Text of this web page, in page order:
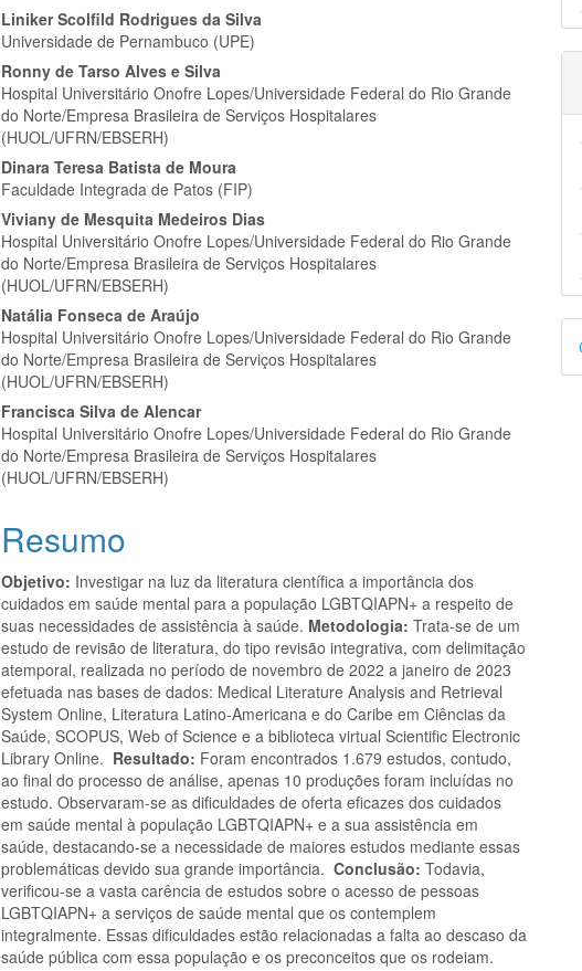
Conteúdo
do
artigo
principal
Liniker Scolfild Rodrigues da Silva
Universidade de Pernambuco (UPE)
Ronny de Tarso Alves e Silva
Hospital Universitário Onofre Lopes/Universidade Federal do Rio Grande
do Norte/Empresa Brasileira de Serviços Hospitalares
(HUOL/UFRN/EBSERH)
Dinara Teresa Batista de Moura
Faculdade Integrada de Patos (FIP)
Viviany de Mesquita Medeiros Dias
Hospital Universitário Onofre Lopes/Universidade Federal do Rio Grande
do Norte/Empresa Brasileira de Serviços Hospitalares
(HUOL/UFRN/EBSERH)
Natália Fonseca de Araújo
Hospital Universitário Onofre Lopes/Universidade Federal do Rio Grande
do Norte/Empresa Brasileira de Serviços Hospitalares
(HUOL/UFRN/EBSERH)
Francisca Silva de Alencar
Hospital Universitário Onofre Lopes/Universidade Federal do Rio Grande
do Norte/Empresa Brasileira de Serviços Hospitalares
(HUOL/UFRN/EBSERH)
Resumo
Objetivo: Investigar na luz da literatura científica a importância dos
cuidados em saúde mental para a população LGBTQIAPN+ a respeito de
suas necessidades de assistência à saúde. Metodologia: Trata-se de um
estudo de revisão de literatura, do tipo revisão integrativa, com delimitação
atemporal, realizada no período de novembro de 2022 a janeiro de 2023
efetuada nas bases de dados: Medical Literature Analysis and Retrieval
System Online, Literatura Latino-Americana e do Caribe em Ciências da
Saúde, SCOPUS, Web of Science e a biblioteca virtual Scientific Electronic
Library Online. Resultado: Foram encontrados 1.679 estudos, contudo,
ao final do processo de análise, apenas 10 produções foram incluídas no
estudo. Observaram-se as dificuldades de oferta eficazes dos cuidados
em saúde mental à população LGBTQIAPN+ e a sua assistência em
saúde, destacando-se a necessidade de maiores estudos mediante essas
problemáticas devido sua grande importância.Conclusão: Todavia,
verificou-se a vasta carência de estudos sobre o acesso de pessoas
LGBTQIAPN+ a serviços de saúde mental que os contemplem
integralmente. Essas dificuldades estão relacionadas a falta ao descaso da
saúde pública com essa população e os preconceitos que os rodeiam.